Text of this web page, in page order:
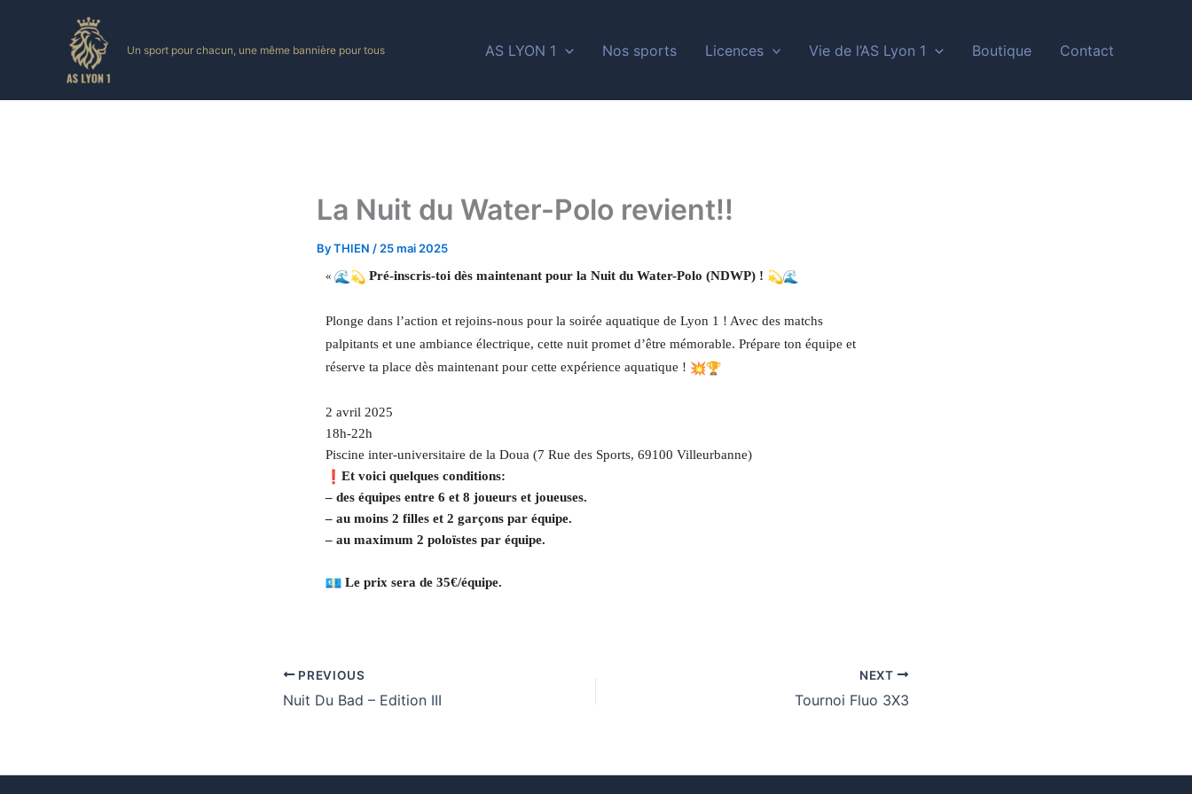
Un sport pour chacun, une même bannière pour tous AS LYON 1 Nos sports Licences Vie de l’AS Lyon 1 Boutique Contact
La Nuit du Water-Polo revient!!
ByTHIEN / 25 mai 2025
« Pré-inscris-toi dès maintenant pour la Nuit du Water-Polo (NDWP) !
Plonge dans l’action et rejoins-nous pour la soirée aquatique de Lyon 1 ! Avec des matchs
palpitants et une ambiance électrique, cette nuit promet d’être mémorable. Prépare ton équipe et
réserve ta place dès maintenant pour cette expérience aquatique !
2 avril 2025
18h-22h
Piscine inter-universitaire de la Doua (7 Rue des Sports, 69100 Villeurbanne)
Et voici quelques conditions:
– des équipes entre 6 et 8 joueurs et joueuses.
– au moins 2 filles et 2 garçons par équipe.
– au maximum 2 poloïstes par équipe.
Le prix sera de 35€/équipe.
PREVIOUS
Nuit Du Bad – Edition III
NEXT
Tournoi Fluo 3X3